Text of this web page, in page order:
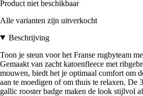
Product niet beschikbaar
Alle varianten zijn uitverkocht
Beschrijving
Toon je steun voor het Franse rugbyteam
Gemaakt van zacht katoenfleece met
mouwen, biedt het je optimaal comfort om
aan te moedigen of om thuis te relaxen. De
gallic rooster badge maken de look stijlvol